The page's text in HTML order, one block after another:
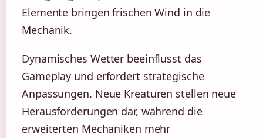
Elemente bringen frischen Wind in die
Mechanik.
Dynamisches Wetter beeinflusst das
Gameplay und erfordert strategische
Anpassungen. Neue Kreaturen stellen neue
Herausforderungen dar, während die
erweiterten Mechaniken mehr